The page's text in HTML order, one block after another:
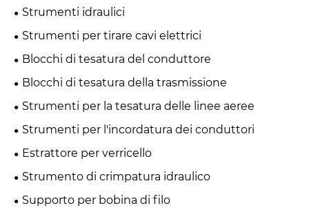
Strumenti idraulici
Strumenti per tirare cavi elettrici
Blocchi di tesatura del conduttore
Blocchi di tesatura della trasmissione
Strumenti per la tesatura delle linee aeree
Strumenti per l'incordatura dei conduttori
Estrattore per verricello
Strumento di crimpatura idraulico
Supporto per bobina di filo